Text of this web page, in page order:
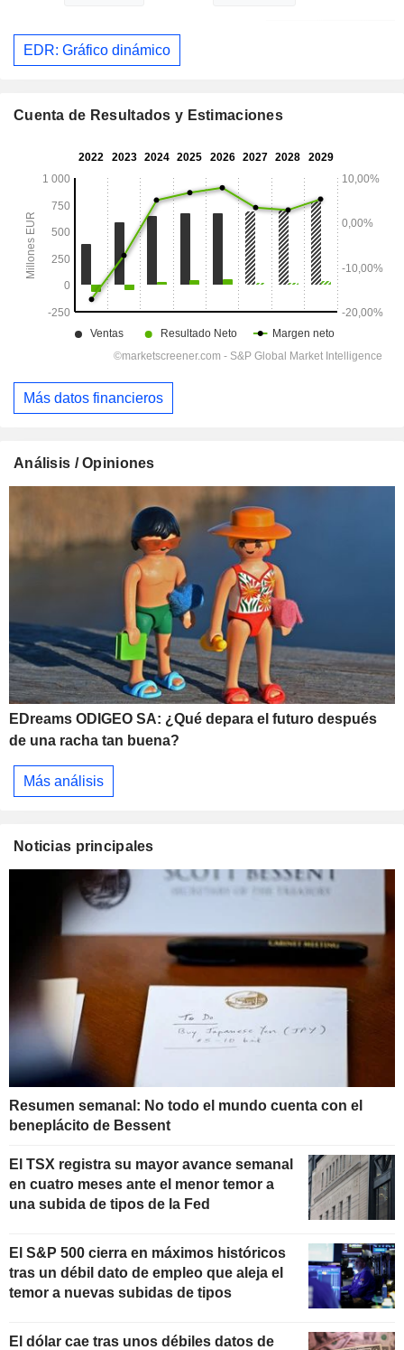
EDR: Gráfico dinámico
Cuenta de Resultados y Estimaciones
Más datos financieros
Análisis / Opiniones
EDreams ODIGEO SA: ¿Qué depara el futuro después
de una racha tan buena?
Más análisis
Noticias principales
Resumen semanal: No todo el mundo cuenta con el
beneplácito de Bessent
El TSX registra su mayor avance semanal
en cuatro meses ante el menor temor a
una subida de tipos de la Fed
El S&P 500 cierra en máximos históricos
tras un débil dato de empleo que aleja el
temor a nuevas subidas de tipos
El dólar cae tras unos débiles datos de